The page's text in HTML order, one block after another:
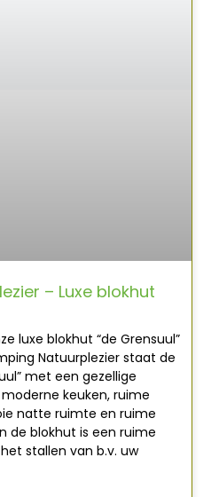
– Luxe blokhut
luxe blokhut “de Grensuul”
Natuurplezier staat de
met een gezellige
keuken, ruime
natte ruimte en ruime
de blokhut is een ruime
stallen van b.v. uw